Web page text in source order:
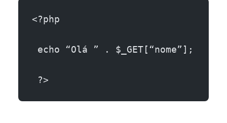
<?php
echo “Olá ” . $_GET[“nome”];
?>